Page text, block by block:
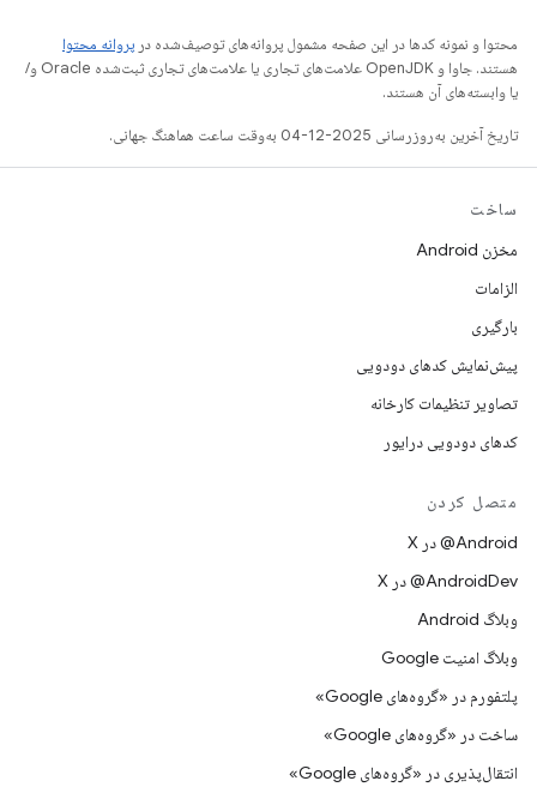
محتوا و نمونه کدها در این صفحه مشمول پروانه‌های توصیف‌شده در پروانه محتوا
هستند. جاوا و OpenJDK علامت‌های تجاری یا علامت‌های تجاری ثبت‌شده Oracle و/
یا وابسته‌های آن هستند.
تاریخ آخرین به‌روزرسانی 2025-12-04 به‌وقت ساعت هماهنگ جهانی.
ساخت
مخزن Android
الزامات
بارگیری
پیش‌نمایش کدهای دودویی
تصاویر تنظیمات کارخانه
کدهای دودویی درایور
متصل کردن
‫‎@Android در X
‫‎@AndroidDev در X
وبلاگ Android
وبلاگ امنیت Google
پلتفورم در «گروه‌های Google»
ساخت در «گروه‌های Google»
انتقال‌پذیری در «گروه‌های Google»